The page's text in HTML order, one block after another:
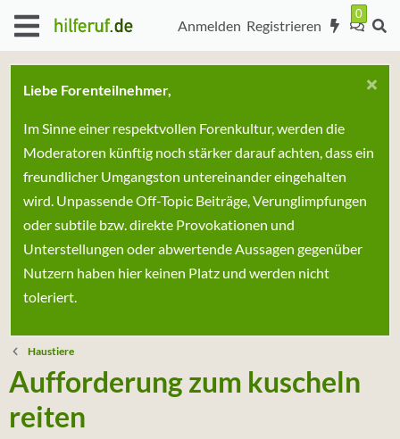
Anmelden Registrieren
Liebe Forenteilnehmer,
Im Sinne einer respektvollen Forenkultur, werden die
Moderatoren künftig noch stärker darauf achten, dass ein
freundlicher Umgangston untereinander eingehalten
wird. Unpassende Off-Topic Beiträge, Verunglimpfungen
oder subtile bzw. direkte Provokationen und
Unterstellungen oder abwertende Aussagen gegenüber
Nutzern haben hier keinen Platz und werden nicht
toleriert.
Haustiere
Aufforderung zum kuscheln
reiten